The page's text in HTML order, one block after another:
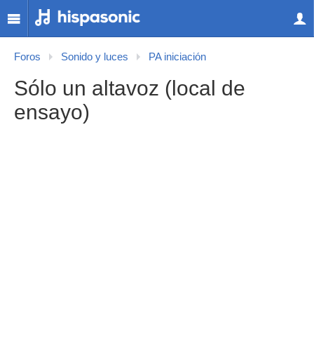
Foros Sonido y luces PA iniciación
Sólo un altavoz (local de
ensayo)